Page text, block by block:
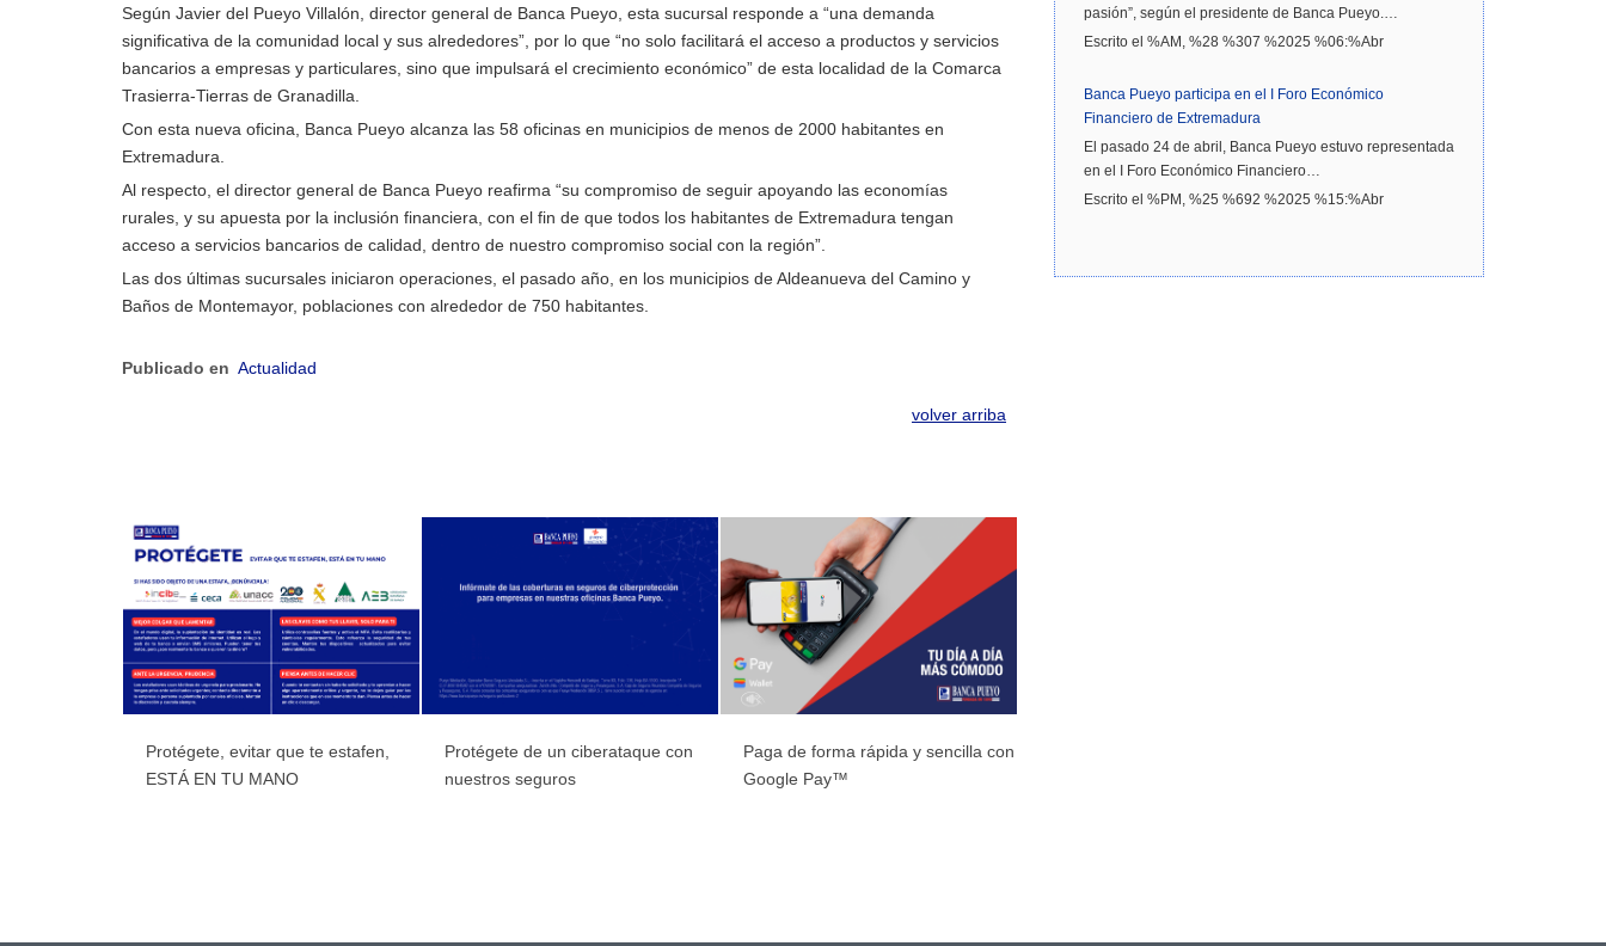
Según Javier del Pueyo Villalón, director general de Banca Pueyo, esta sucursal responde a “una demanda
significativa de la comunidad local y sus alrededores”, por lo que “no solo facilitará el acceso a productos y servicios
bancarios a empresas y particulares, sino que impulsará el crecimiento económico” de esta localidad de la Comarca
Trasierra-Tierras de Granadilla.
Con esta nueva oficina, Banca Pueyo alcanza las 58 oficinas en municipios de menos de 2000 habitantes en
Extremadura.
Al respecto, el director general de Banca Pueyo reafirma “su compromiso de seguir apoyando las economías
rurales, y su apuesta por la inclusión financiera, con el fin de que todos los habitantes de Extremadura tengan
acceso a servicios bancarios de calidad, dentro de nuestro compromiso social con la región”.
Las dos últimas sucursales iniciaron operaciones, el pasado año, en los municipios de Aldeanueva del Camino y
Baños de Montemayor, poblaciones con alrededor de 750 habitantes.
Publicado en Actualidad
volver arriba
Protégete, evitar que te estafen,
ESTÁ EN TU MANO
Protégete de un ciberataque con
nuestros seguros
Paga de forma rápida y sencilla con
Google Pay™
pasión”, según el presidente de Banca Pueyo.…
Escrito el %AM, %28 %307 %2025 %06:%Abr
Banca Pueyo participa en el I Foro Económico
Financiero de Extremadura
El pasado 24 de abril, Banca Pueyo estuvo representada
en el I Foro Económico Financiero…
Escrito el %PM, %25 %692 %2025 %15:%Abr